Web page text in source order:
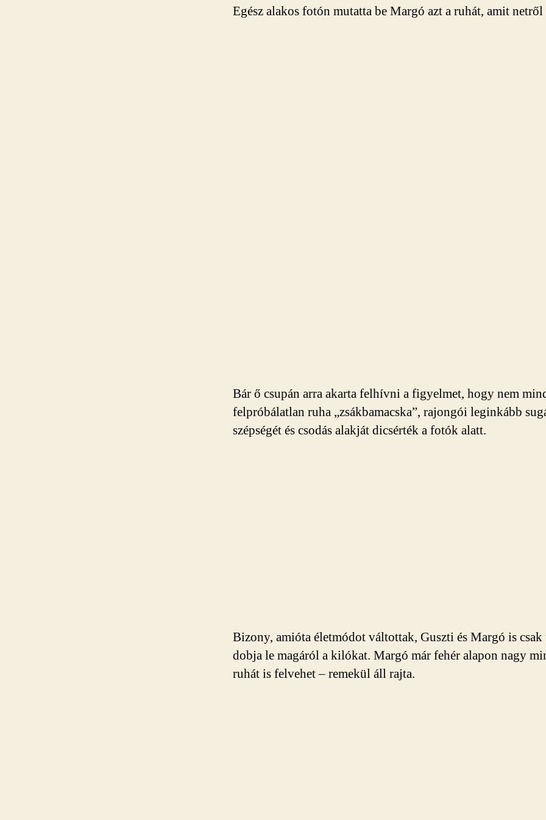
Egész alakos fotón mutatta be Margó azt a ruhát, amit
Bár ő csupán arra akarta felhívni a figyelmet, hogy nem
felpróbálatlan ruha „zsákbamacska”, rajongói leginkább
szépségét és csodás alakját dicsérték a fotók alatt.
Bizony, amióta életmódot váltottak, Guszti és Margó is
dobja le magáról a kilókat. Margó már fehér alapon nagy
ruhát is felvehet – remekül áll rajta.